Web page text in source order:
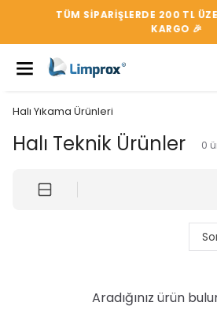
TÜM SIPARIŞLERDE 200 TL
KARGO 🎉
Halı Yıkama Ürünleri
Halı Teknik Ürünler 0
Aradığınız ürün